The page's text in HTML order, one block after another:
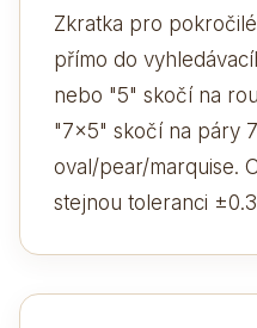
Zkratka pro
přímo do
nebo "5" skočí na
"7×5" skočí na páry
oval/pear/marquise.
stejnou toleranci